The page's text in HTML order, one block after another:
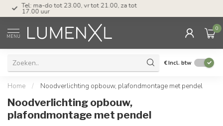
Tel: ma-do tot 23.00, vr tot 21.00, za tot
17.00 uur
MENU
0
€Incl. btw
Home / Noodverlichting opbouw, plafondmontage met pendel
Noodverlichting opbouw,
plafondmontage met pendel